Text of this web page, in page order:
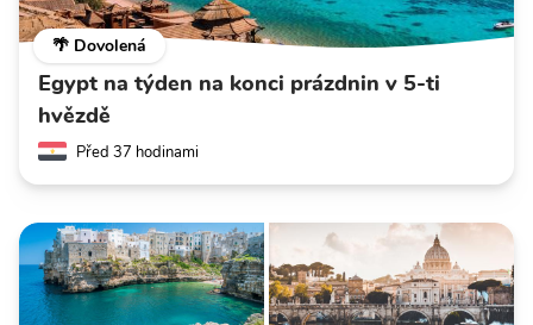
🌴 Dovolená
Egypt na týden na konci prázdnin v 5-ti
hvězdě
Před 37 hodinami